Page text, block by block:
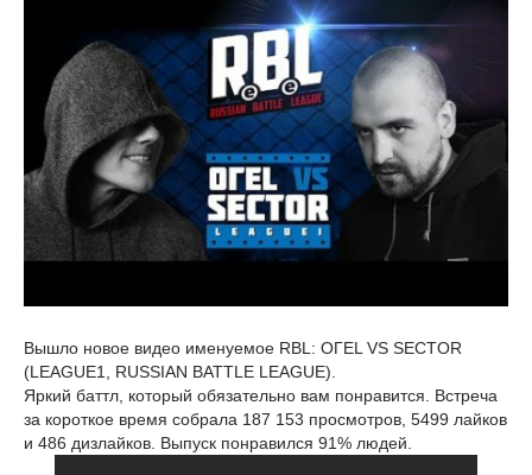
Вышло новое видео именуемое RBL: ОГЕL VS SECTOR
(LEAGUE1, RUSSIAN BATTLE LEAGUE).
Яркий баттл, который обязательно вам понравится. Встреча
за короткое время собрала 187 153 просмотров, 5499 лайков
и 486 дизлайков. Выпуск понравился 91% людей.